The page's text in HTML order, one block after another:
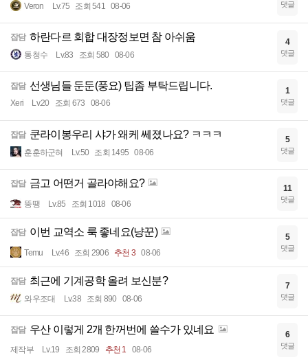
Veron Lv.75 조회 541 08-06 댓글
잡담 하란다르 회합 대장정보면 참 아쉬움
통청수 Lv.83 조회 580 08-06
4
댓글
잡담 선생님들 둔둔(풍요) 팁좀 부탁드립니다.
Xeri Lv.20 조회 673 08-06
1
댓글
잡담 쿤라이봉우리 샤가 왜케 쎄졌나요? ㅋㅋㅋ
훈훈하군혀 Lv.50 조회 1495 08-06
5
댓글
잡담 금고 어떤거 골라야해요?
뚱땡 Lv.85 조회 1018 08-06
11
댓글
잡담 이번 교역소 룩 좋네요(냥꾼)
Temu Lv.46 조회 2906 추천 3 08-06
5
댓글
잡담 최근에 기계공학 올려 보신분?
와우조대 Lv.38 조회 890 08-06
7
댓글
잡담 우산 이렇게 2개 한꺼번에 쓸수가 있네요
제작부 Lv.19 조회 2809 추천 1 08-06
6
댓글